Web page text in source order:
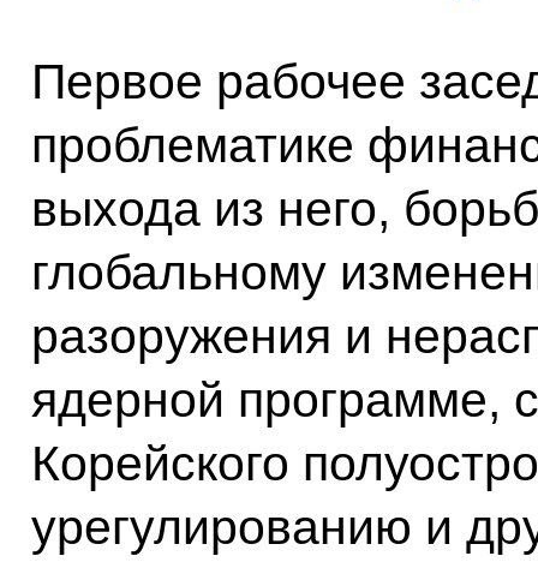
Первое рабочее
проблематике
выхода из него,
глобальному
разоружения и
ядерной программе,
Корейского
урегулированию и